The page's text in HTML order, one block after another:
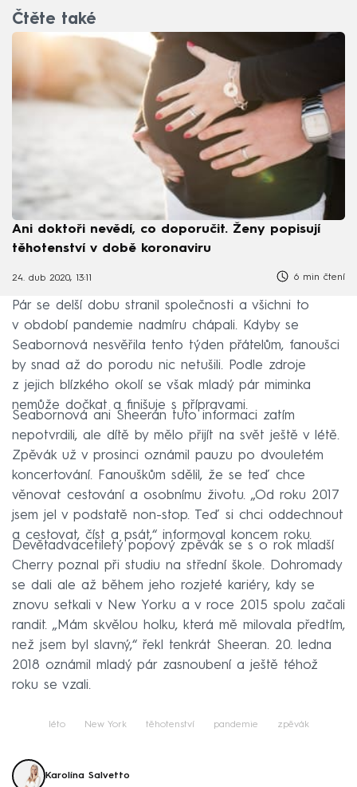
Čtěte také
Ani doktoři nevědí, co doporučit. Ženy popisují
těhotenství v době koronaviru
24. dub 2020, 13:11 6 min čtení
Pár se delší dobu stranil společnosti a všichni to
v období pandemie nadmíru chápali. Kdyby se
Seabornová nesvěřila tento týden přátelům, fanoušci
by snad až do porodu nic netušili. Podle zdroje
z jejich blízkého okolí se však mladý pár miminka
nemůže dočkat a finišuje s přípravami.
Seabornová ani Sheeran tuto informaci zatím
nepotvrdili, ale dítě by mělo přijít na svět ještě v létě.
Zpěvák už v prosinci oznámil pauzu po dvouletém
koncertování. Fanouškům sdělil, že se teď chce
věnovat cestování a osobnímu životu. „Od roku 2017
jsem jel v podstatě non-stop. Teď si chci oddechnout
a cestovat, číst a psát,“ informoval koncem roku.
Devětadvacetiletý popový zpěvák se s o rok mladší
Cherry poznal při studiu na střední škole. Dohromady
se dali ale až během jeho rozjeté kariéry, kdy se
znovu setkali v New Yorku a v roce 2015 spolu začali
randit. „Mám skvělou holku, která mě milovala předtím,
než jsem byl slavný,“ řekl tenkrát Sheeran. 20. ledna
2018 oznámil mladý pár zasnoubení a ještě téhož
roku se vzali.
léto New York těhotenství pandemie zpěvák
Karolína Salvetto